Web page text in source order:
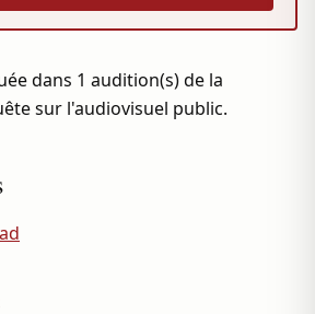
dans 1 audition(s) de la
sur l'audiovisuel public.